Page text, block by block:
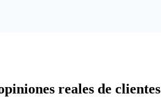
reales de clientes